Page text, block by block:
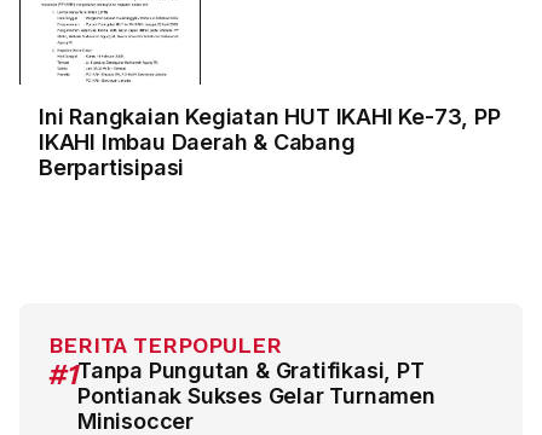
Ini Rangkaian Kegiatan HUT IKAHI Ke-73, PP
IKAHI Imbau Daerah & Cabang
Berpartisipasi
BERITA TERPOPULER
#1Tanpa Pungutan & Gratifikasi, PT
Pontianak Sukses Gelar Turnamen
Minisoccer